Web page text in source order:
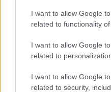
I want to allow Google
related to functionality
I want to allow Google
related to
I want to allow Google
related to security,
Fiumicino, squalo
terrore sul lungomare